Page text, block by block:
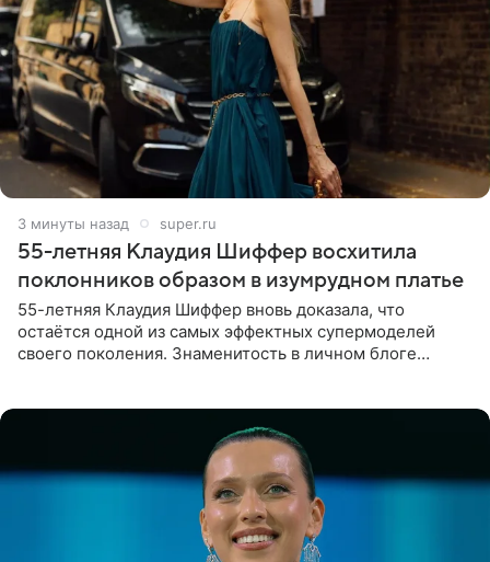
3 минуты назад super.ru
55-летняя Клаудия Шиффер восхитила
поклонников образом в изумрудном платье
55-летняя Клаудия Шиффер вновь доказала, что
остаётся одной из самых эффектных супермоделей
своего поколения. Знаменитость в личном блоге